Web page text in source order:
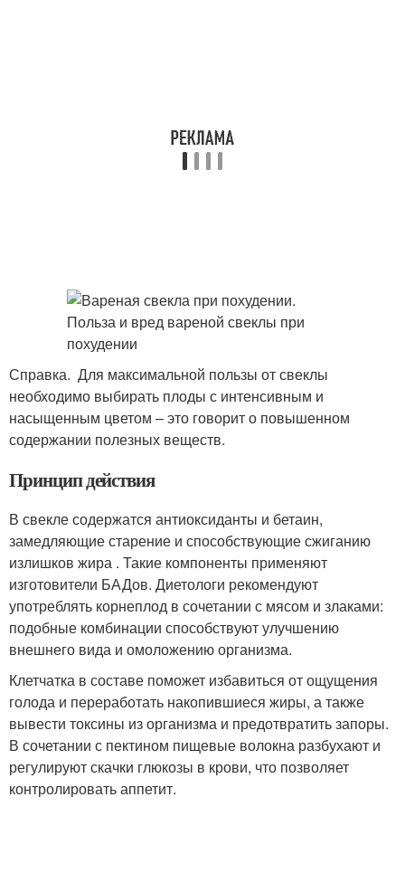
Справка. Для максимальной пользы от свеклы
необходимо выбирать плоды с интенсивным и
насыщенным цветом – это говорит о повышенном
содержании полезных веществ.
Принцип действия
В свекле содержатся антиоксиданты и бетаин,
замедляющие старение и способствующие сжиганию
излишков жира . Такие компоненты применяют
изготовители БАДов. Диетологи рекомендуют
употреблять корнеплод в сочетании с мясом и злаками:
подобные комбинации способствуют улучшению
внешнего вида и омоложению организма.
Клетчатка в составе поможет избавиться от ощущения
голода и переработать накопившиеся жиры, а также
вывести токсины из организма и предотвратить запоры.
В сочетании с пектином пищевые волокна разбухают и
регулируют скачки глюкозы в крови, что позволяет
контролировать аппетит.